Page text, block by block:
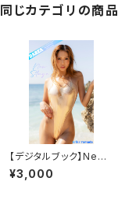
同じカテゴリの商品
【デジタルブック】New
Stage DAREA Drea
m Factory Magazin
¥3,000